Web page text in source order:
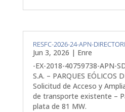
RESFC-2026-24-APN-
Jun 3, 2026 | Enre
-EX-2018-40759738-APN-
S.A. – PARQUES EÓLICOS
Solicitud de Acceso y
de transporte existente –
plata de 81 MW.